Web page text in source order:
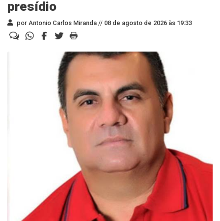
presídio
por Antonio Carlos Miranda // 08 de agosto de 2026 às 19:33